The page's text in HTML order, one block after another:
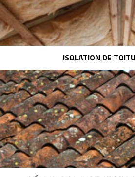
ISOLATION DE